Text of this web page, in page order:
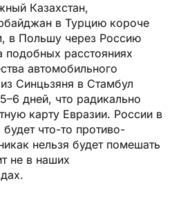
Казахстан,
в Тур­цию короче
в Польшу через Россию
расстояниях
автомобильного
Синцьзяня в Стамбул
дней, что радикально
карту Евразии. России в
что-то противо­
нельзя будет помешать
не в наших